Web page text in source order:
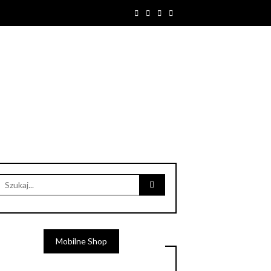
Mobilne Shop